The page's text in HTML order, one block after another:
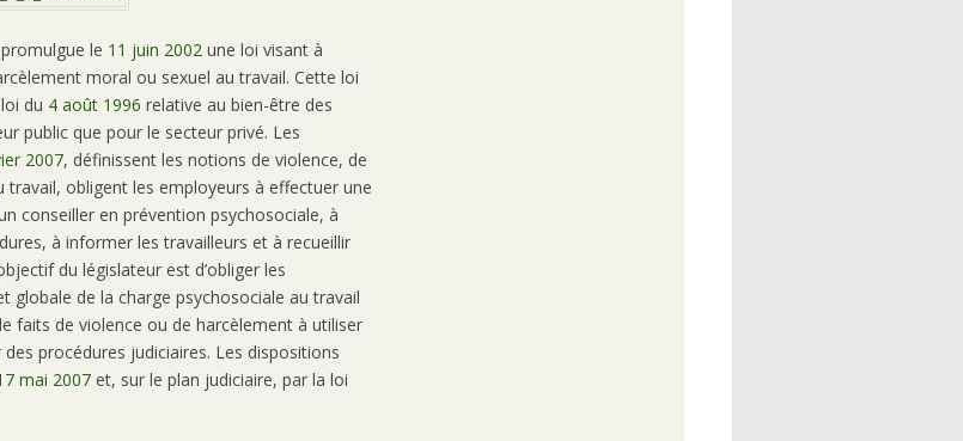
le 11 juin 2002 une loi visant à
moral ou sexuel au travail. Cette loi
du 4 août 1996 relative au bien-être des
public que pour le secteur privé. Les
2007, définissent les notions de violence, de
obligent les employeurs à effectuer une
conseiller en prévention psychosociale, à
à informer les travailleurs et à recueillir
du législateur est d’obliger les
globale de la charge psychosociale au travail
faits de violence ou de harcèlement à utiliser
procédures judiciaires. Les dispositions
mai 2007 et, sur le plan judiciaire, par la loi